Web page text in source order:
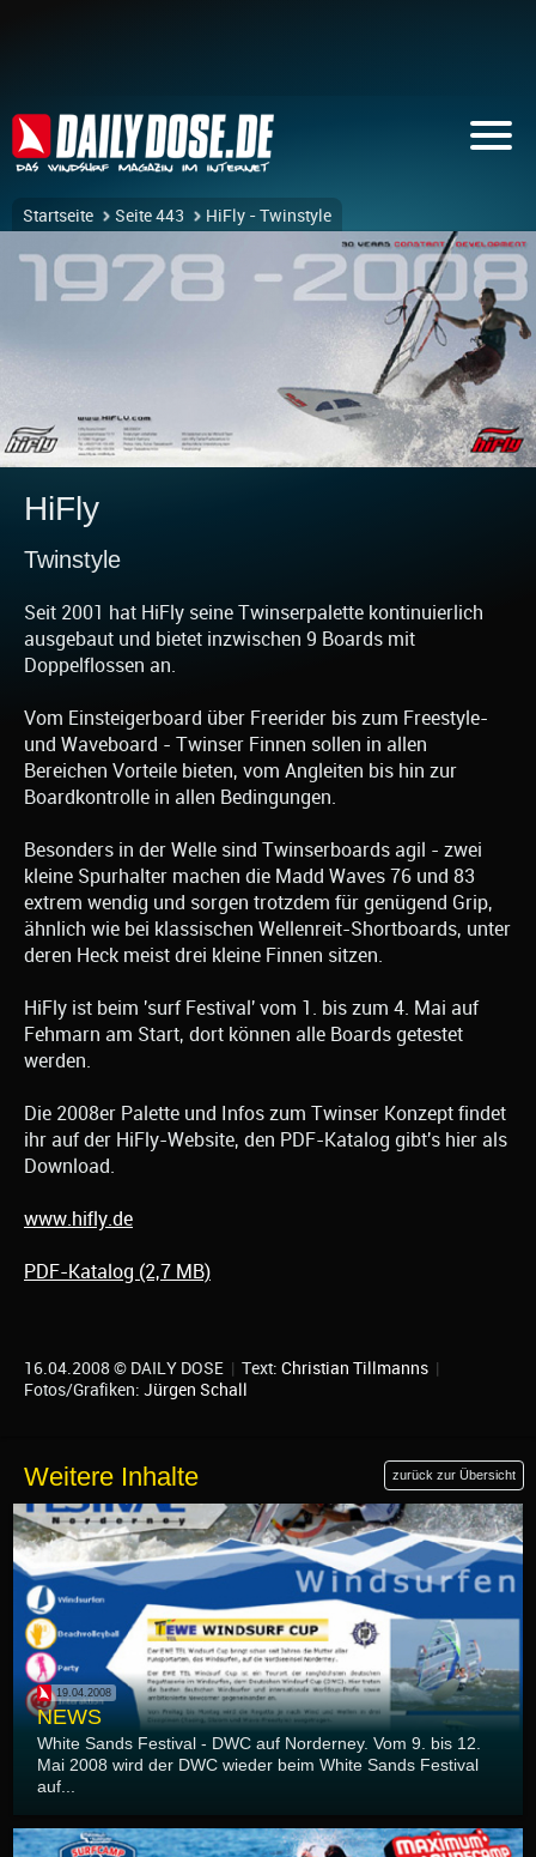
Startseite Seite 443 HiFly - Twinstyle
HiFly
Twinstyle
Seit 2001 hat HiFly seine Twinserpalette kontinuierlich
ausgebaut und bietet inzwischen 9 Boards mit
Doppelflossen an.
Vom Einsteigerboard über Freerider bis zum Freestyle-
und Waveboard - Twinser Finnen sollen in allen
Bereichen Vorteile bieten, vom Angleiten bis hin zur
Boardkontrolle in allen Bedingungen.
Besonders in der Welle sind Twinserboards agil - zwei
kleine Spurhalter machen die Madd Waves 76 und 83
extrem wendig und sorgen trotzdem für genügend Grip,
ähnlich wie bei klassischen Wellenreit-Shortboards, unter
deren Heck meist drei kleine Finnen sitzen.
HiFly ist beim 'surf Festival' vom 1. bis zum 4. Mai auf
Fehmarn am Start, dort können alle Boards getestet
werden.
Die 2008er Palette und Infos zum Twinser Konzept findet
ihr auf der HiFly-Website, den PDF-Katalog gibt's hier als
Download.
www.hifly.de
PDF-Katalog (2,7 MB)
16.04.2008 © DAILY DOSE | Text: Christian Tillmanns |
Fotos/Grafiken: Jürgen Schall
Weitere Inhalte zurück zur Übersicht
19.04.2008
NEWS
White Sands Festival - DWC auf Norderney. Vom 9. bis 12.
Mai 2008 wird der DWC wieder beim White Sands Festival
auf...